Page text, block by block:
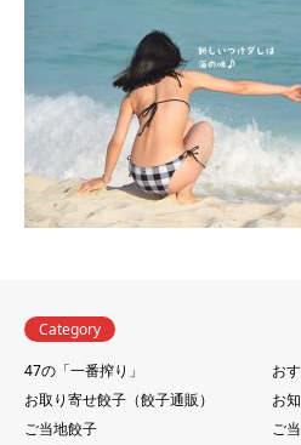
Category
47の「一番搾り」
お
お取り寄せ餃子（餃子通販）
お
ご当地餃子
ご